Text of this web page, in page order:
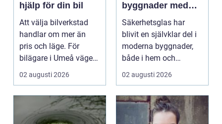
hjälp för din bil
Att välja bilverkstad
handlar om mer än
pris och läge. För
bilägare i Umeå väger
trygghet, tillgängl...
02 augusti 2026
byggnader med
smarta
glaslösningar
Säkerhetsglas har
blivit en självklar del i
moderna byggnader,
både i hem och
offentliga miljöer. I ...
02 augusti 2026